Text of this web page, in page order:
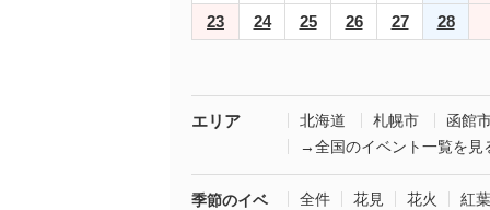
23
24 25 26 27 28
エリア 北海道 札幌市
函館
→全国のイベント一覧を見
季節のイベ
全件 花見 花火
紅葉